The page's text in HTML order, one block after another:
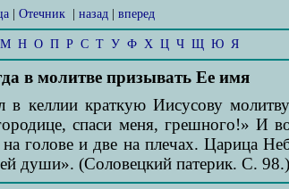
| Отечник| назад| вперед
М Н О П Р С Т У Ф Х Ц Ч Щ Ю Я
в молитве призывать Ее имя
краткую Иисусову
спаси меня, грешного!» И
и две на плечах. Царица
души». (Соловецкий патерик. С. 98.)